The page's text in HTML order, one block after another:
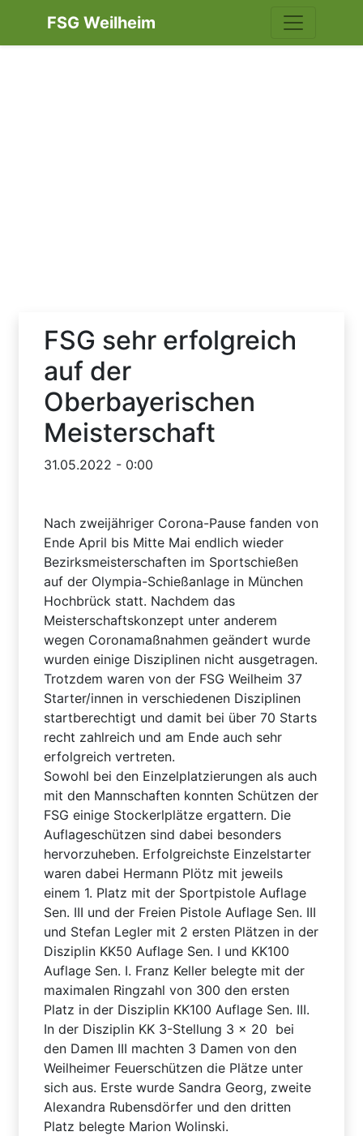
FSG Weilheim
FSG sehr erfolgreich
auf der
Oberbayerischen
Meisterschaft
31.05.2022 - 0:00
Nach zweijähriger Corona-Pause fanden von
Ende April bis Mitte Mai endlich wieder
Bezirksmeisterschaften im Sportschießen
auf der Olympia-Schießanlage in München
Hochbrück statt. Nachdem das
Meisterschaftskonzept unter anderem
wegen Coronamaßnahmen geändert wurde
wurden einige Disziplinen nicht ausgetragen.
Trotzdem waren von der FSG Weilheim 37
Starter/innen in verschiedenen Disziplinen
startberechtigt und damit bei über 70 Starts
recht zahlreich und am Ende auch sehr
erfolgreich vertreten.
Sowohl bei den Einzelplatzierungen als auch
mit den Mannschaften konnten Schützen der
FSG einige Stockerlplätze ergattern. Die
Auflageschützen sind dabei besonders
hervorzuheben. Erfolgreichste Einzelstarter
waren dabei Hermann Plötz mit jeweils
einem 1. Platz mit der Sportpistole Auflage
Sen. III und der Freien Pistole Auflage Sen. III
und Stefan Legler mit 2 ersten Plätzen in der
Disziplin KK50 Auflage Sen. I und KK100
Auflage Sen. I. Franz Keller belegte mit der
maximalen Ringzahl von 300 den ersten
Platz in der Disziplin KK100 Auflage Sen. III.
In der Disziplin KK 3-Stellung 3 x 20 bei
den Damen III machten 3 Damen von den
Weilheimer Feuerschützen die Plätze unter
sich aus. Erste wurde Sandra Georg, zweite
Alexandra Rubensdörfer und den dritten
Platz belegte Marion Wolinski.